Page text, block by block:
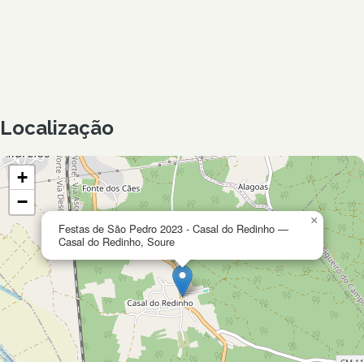
Localização
Festas de São Pedro 2023 - Casal do Redinho —
Casal do Redinho, Soure
×
+
−